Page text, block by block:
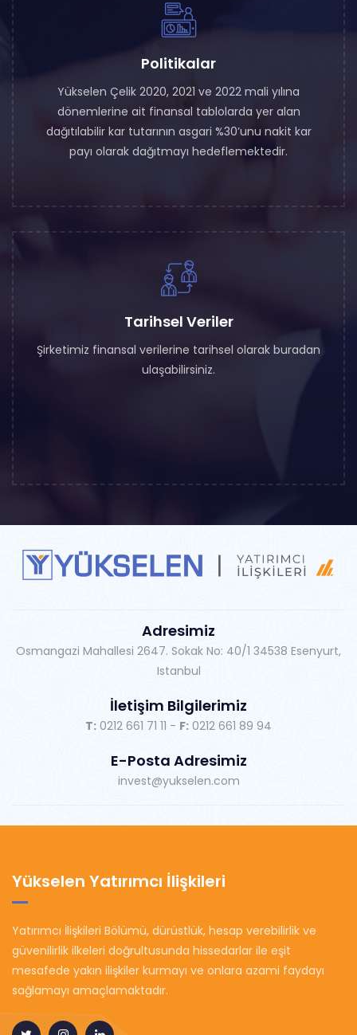
Politikalar
Yükselen Çelik 2020, 2021 ve 2022 mali yılına
dönemlerine ait finansal tablolarda yer alan
dağıtılabilir kar tutarının asgari %30’unu nakit kar
payı olarak dağıtmayı hedeflemektedir.
Tarihsel Veriler
Şirketimiz finansal verilerine tarihsel olarak buradan
ulaşabilirsiniz.
Adresimiz
Osmangazi Mahallesi 2647. Sokak No: 40/1 34538 Esenyurt,
Istanbul
İletişim Bilgilerimiz
T: 0212 661 71 11 - F: 0212 661 89 94
E-Posta Adresimiz
invest@yukselen.com
Yükselen Yatırımcı İlişkileri
Yatırımcı İlişkileri Bölümü, dürüstlük, hesap verebilirlik ve
güvenilirlik ilkeleri doğrultusunda hissedarlar ile eşit
mesafede yakın ilişkiler kurmayı ve onlara azami faydayı
sağlamayı amaçlamaktadır.